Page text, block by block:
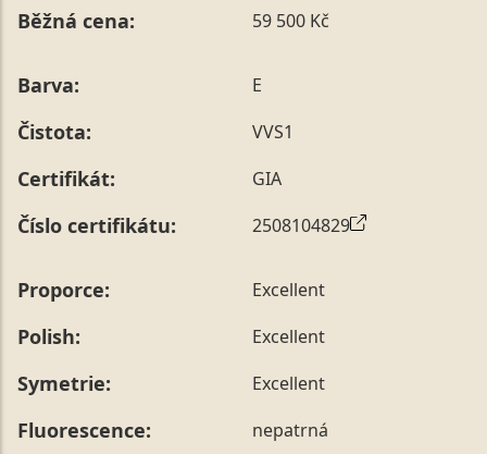
Běžná cena: 59 500 Kč
Barva: E
Čistota: VVS1
Certifikát: GIA
Číslo certifikátu: 2508104829
Proporce: Excellent
Polish: Excellent
Symetrie: Excellent
Fluorescence: nepatrná